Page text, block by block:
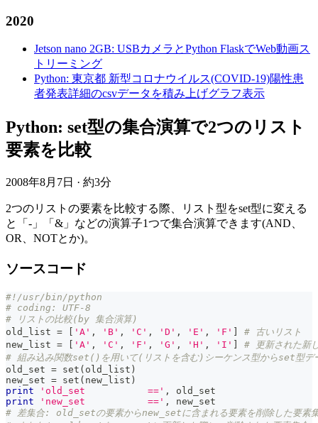
2020
Jetson nano 2GB: USBカメラとPython FlaskでWeb動画ス
トリーミング
Python: 東京都 新型コロナウイルス(COVID-19)陽性患
者発表詳細のcsvデータを積み上げグラフ表示
Python: set型の集合演算で2つのリスト
要素を比較
2008年8月7日 · 約3分
2つのリストの要素を比較する際、リスト型をset型に変える
と「-」「&」などの演算子1つで集合演算できます(AND、
OR、NOTとか)。
ソースコード
#!/usr/bin/python
# coding: UTF-8
# リストの比較(by 集合演算)
old_list = [ 'A' , 'B' , 'C' , 'D' , 'E' , 'F' ]
# 古いリスト
new_list = [ 'A' , 'C' , 'F' , 'G' , 'H' , 'I' ]
# 更新された新
# 組み込み関数set()を用いて(リストを含む)シーケンス型からset型デ
old_set = set ( old_list )
new_set = set ( new_list )
print
'old_set           ==' ,
old_set
print
'new_set           ==' ,
new_set
# 差集合: old_setの要素からnew_setに含まれる要素を削除した要素